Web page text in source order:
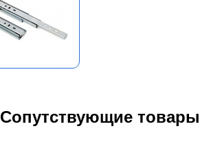
Сопутствующие товары